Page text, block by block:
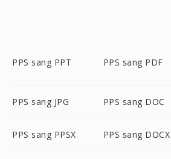
PPS sang PPT PPS sang PDF
PPS sang JPG PPS sang DOC
PPS sang PPSX PPS sang DOCX